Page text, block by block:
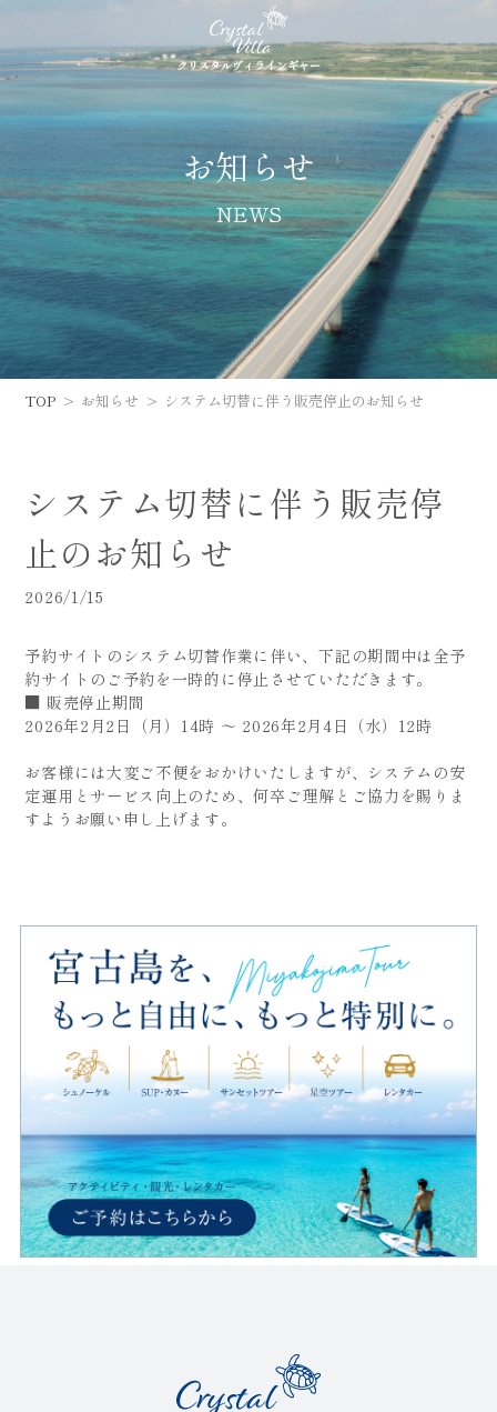
クリスタルヴィラインギャー
お知らせ
NEWS
TOP お知らせ システム切替に伴う販売停止のお知らせ
システム切替に伴う販売停
止のお知らせ
2026/1/15
予約サイトのシステム切替作業に伴い、下記の期間中は全予
約サイトのご予約を一時的に停止させていただきます。
■ 販売停止期間
2026年2月2日（月）14時 ～ 2026年2月4日（水）12時
お客様には大変ご不便をおかけいたしますが、システムの安
定運用とサービス向上のため、何卒ご理解とご協力を賜りま
すようお願い申し上げます。